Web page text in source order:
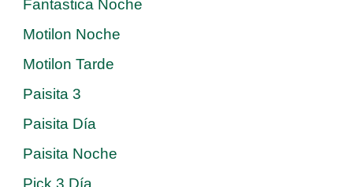
Fantastica Noche
Motilon Noche
Motilon Tarde
Paisita 3
Paisita Día
Paisita Noche
Pick 3 Día